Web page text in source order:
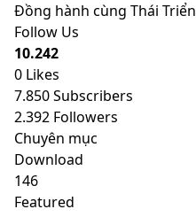
Đồng hành cùng Thái Triển
Follow Us
10.242
0 Likes
7.850Subscribers
2.392 Followers
Chuyên mục
Download
146
Featured